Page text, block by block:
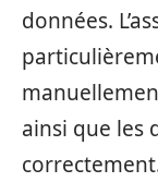
données.
ainsi que les